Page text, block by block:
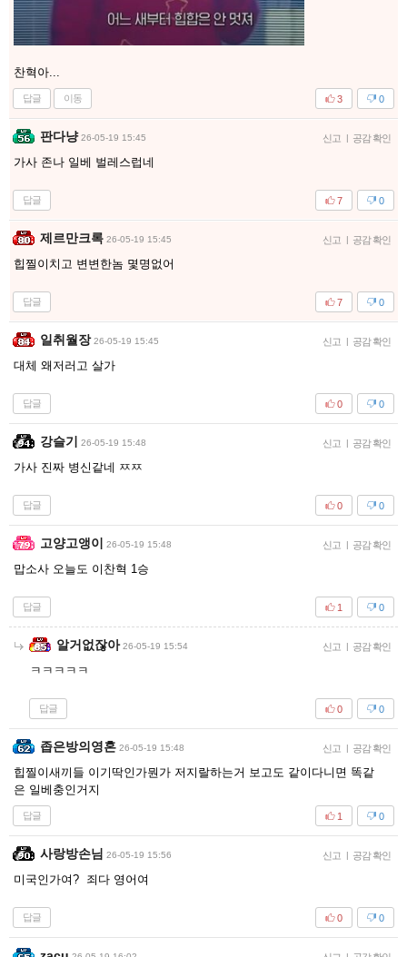
찬혁아...
답글 이동 0
3
판다냥 26-05-19 15:45 신고 공감 확인
가사 존나 일베 벌레스럽네
답글 0
7
제르만크록 26-05-19 15:45 신고 공감 확인
힙찔이치고 변변한놈 몇명없어
답글 0
7
일취월장 26-05-19 15:45 신고 공감 확인
대체 왜저러고 살가
답글 0
0
강슬기 26-05-19 15:48 신고 공감 확인
가사 진짜 병신같네 ㅉㅉ
답글 0
0
고양고앵이 26-05-19 15:48 신고 공감 확인
맙소사 오늘도 이찬혁 1승
답글 0
1
알거없잖아 26-05-19 15:54 신고 공감 확인
ㅋㅋㅋㅋㅋ
답글 0
0
좁은방의영혼 26-05-19 15:48 신고 공감 확인
힙찔이새끼들 이기딱인가뭔가 저지랄하는거 보고도 같이다니면 똑같
은 일베충인거지
답글 0
1
사랑방손님 26-05-19 15:56 신고 공감 확인
미국인가여? 죄다 영어여
답글 0
0